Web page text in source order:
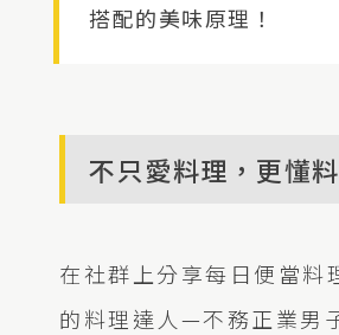
搭配的美味原理！
不只愛料理，更懂
在社群上分享每日便當料
的料理達人—不務正業男